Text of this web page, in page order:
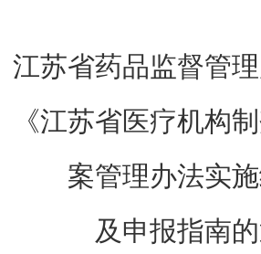
江苏省药品监督管
《江苏省医疗机构
案管理办法实施
及申报指南